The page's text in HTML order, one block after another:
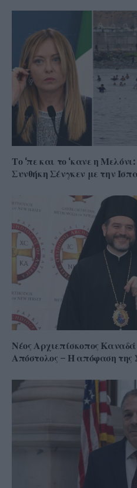
Το ‘πε και το ‘κανε η
Συνθήκη Σένγκεν με την
Νέος Αρχιεπίσκοπος Καναδά
Απόστολος – Η απόφαση της